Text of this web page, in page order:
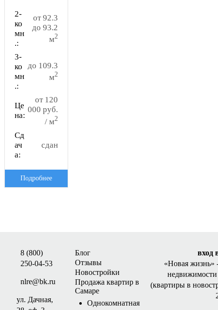
2-
ко
мн
.:
от 92.3
до 93.2
м2
3-
ко
мн
.:
до 109.3
м2
Це
на:
от 120
000 руб.
/ м2
Сд
ач
а:
сдан
Подробнее
8 (800)
250-04-53
nlre@bk.ru
ул. Дачная,
Блог
Отзывы
Новостройки
Продажа квартир в
Самаре
Однокомнатная
вход
«Новая жизнь»
(квартиры в